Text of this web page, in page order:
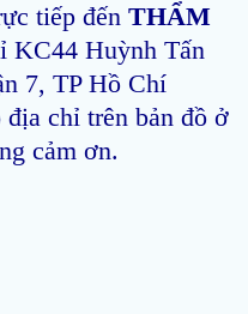
tiếp đến THẨM
KC44 Huỳnh Tấn
7, TP Hồ Chí
chỉ trên bản đồ ở
cảm ơn.